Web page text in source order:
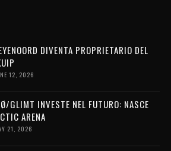
DIVENTA PROPRIETARIO DEL
12, 2026
GLIMT INVESTE NEL FUTURO: NASCE
ARENA
21, 2026